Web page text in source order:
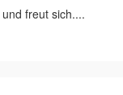
freut sich....